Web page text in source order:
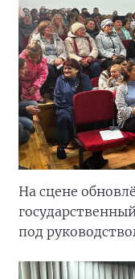
На сцене
под